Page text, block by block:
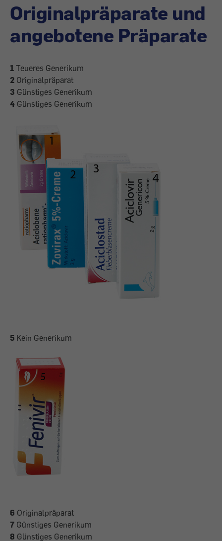
Originalpräparate und
angebotene Präparate
1 Teueres Generikum
2 Originalpräparat
3 Günstiges Generikum
4 Günstiges Generikum
5 Kein Generikum
6 Originalpräparat
7 Günstiges Generikum
8 Günstiges Generikum